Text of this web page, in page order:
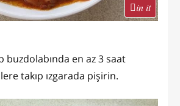
in it
buzdolabında en az 3 saat
takıp ızgarada pişirin.